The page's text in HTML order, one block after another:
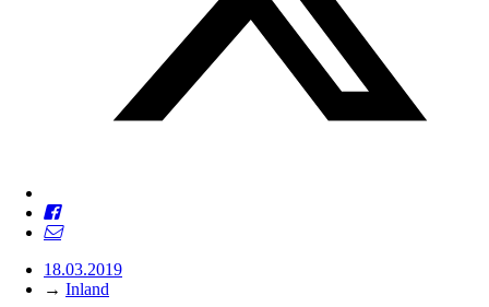
18.03.2019
→ Inland